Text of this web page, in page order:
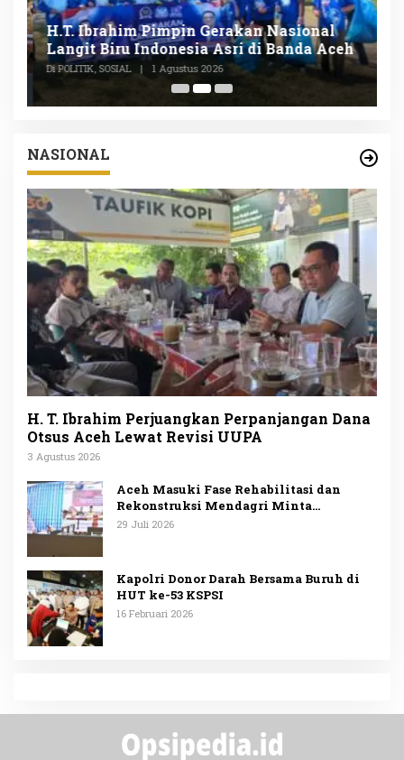
H.T. Ibrahim Pimpin Gerakan Nasional
Langit Biru Indonesia Asri di Banda Aceh
Di POLITIK, SOSIAL 1 Agustus 2026
NASIONAL
H. T. Ibrahim Perjuangkan Perpanjangan Dana
Otsus Aceh Lewat Revisi UUPA
3 Agustus 2026
Aceh Masuki Fase Rehabilitasi dan
Rekonstruksi Mendagri Minta
Penggunaan Anggaran Dipublikasikan
29 Juli 2026
Kapolri Donor Darah Bersama Buruh di
HUT ke-53 KSPSI
16 Februari 2026